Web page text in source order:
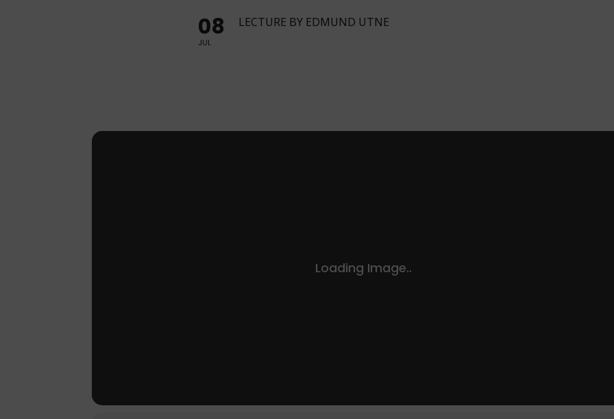
08
JUL
LECTURE BY EDMUND UTNE